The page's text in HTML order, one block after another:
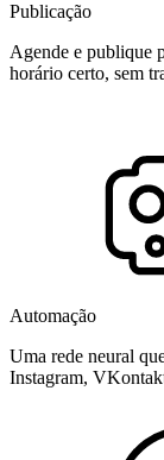
Publicação
Agende e publique
horário certo, sem
Automação
Uma rede neural
Instagram,